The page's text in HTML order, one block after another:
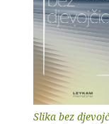
Slika bez